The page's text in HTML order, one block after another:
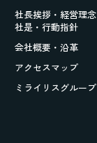
社長挨拶・経営理念
社是・行動指針
会社概要・沿革
アクセスマップ
ミライリスグループ